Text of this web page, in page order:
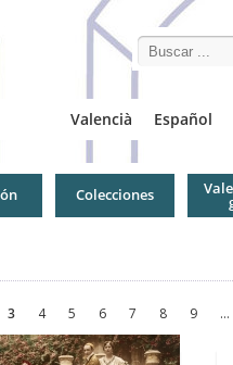
Search this
Valencià Español
Colecciones
3 4 5 6 7 8 9 …